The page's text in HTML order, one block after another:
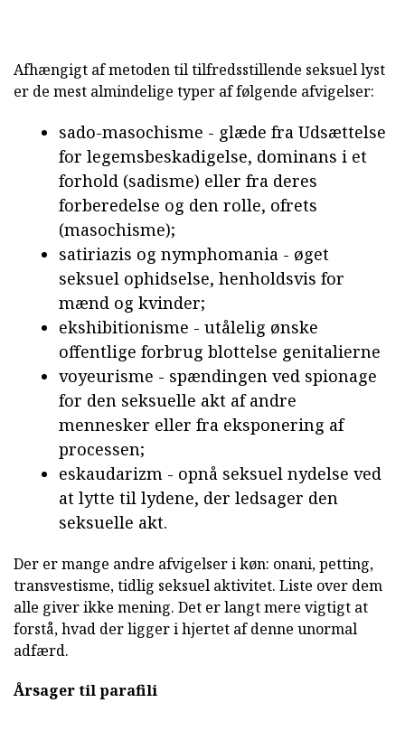
Afhængigt af metoden til tilfredsstillende seksuel lyst
er de mest almindelige typer af følgende afvigelser:
sado-masochisme - glæde fra Udsættelse
for legemsbeskadigelse, dominans i et
forhold (sadisme) eller fra deres
forberedelse og den rolle, ofrets
(masochisme);
satiriazis og nymphomania - øget
seksuel ophidselse, henholdsvis for
mænd og kvinder;
ekshibitionisme - utålelig ønske
offentlige forbrug blottelse genitalierne
voyeurisme - spændingen ved spionage
for den seksuelle akt af andre
mennesker eller fra eksponering af
processen;
eskaudarizm - opnå seksuel nydelse ved
at lytte til lydene, der ledsager den
seksuelle akt.
Der er mange andre afvigelser i køn: onani, petting,
transvestisme, tidlig seksuel aktivitet. Liste over dem
alle giver ikke mening. Det er langt mere vigtigt at
forstå, hvad der ligger i hjertet af denne unormal
adfærd.
Årsager til parafili